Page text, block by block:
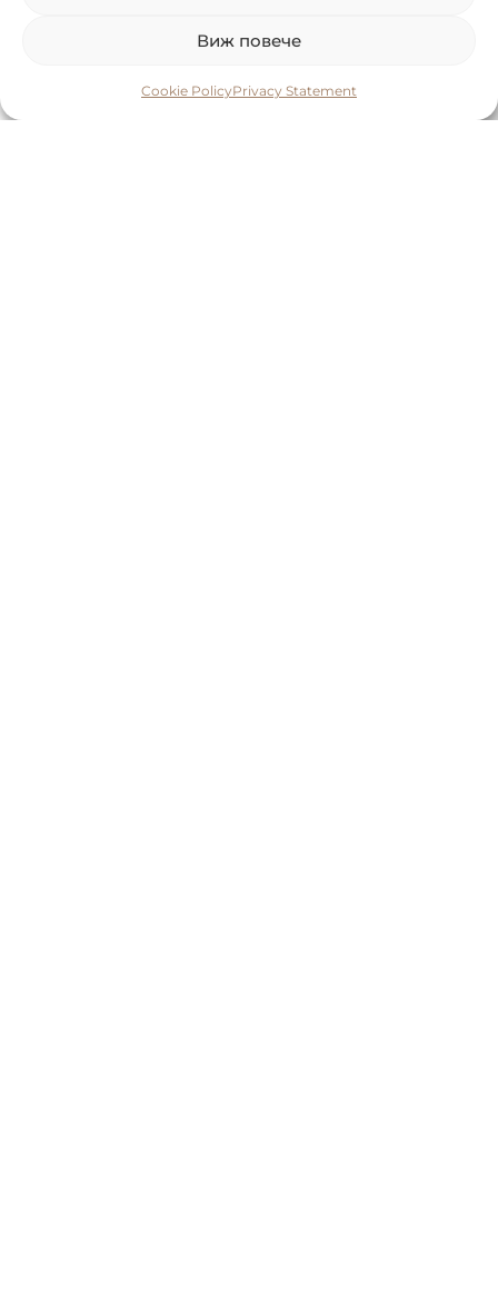
Виж повече
Cookie PolicyPrivacy Statement